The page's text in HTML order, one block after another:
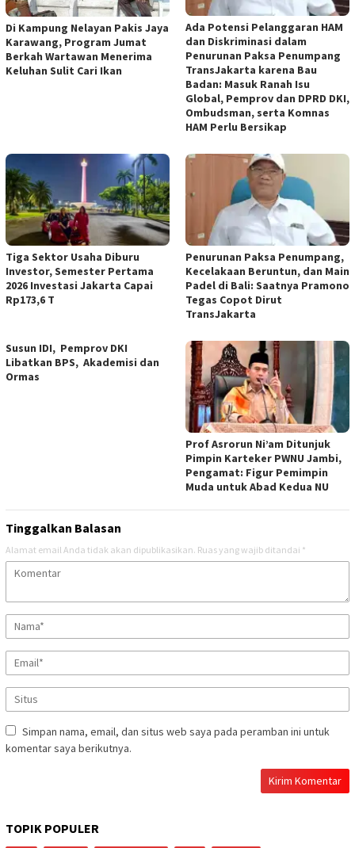
Di Kampung Nelayan Pakis Jaya
Karawang, Program Jumat
Berkah Wartawan Menerima
Keluhan Sulit Cari Ikan
Ada Potensi Pelanggaran HAM
dan Diskriminasi dalam
Penurunan Paksa Penumpang
TransJakarta karena Bau
Badan: Masuk Ranah Isu
Global, Pemprov dan DPRD DKI,
Ombudsman, serta Komnas
HAM Perlu Bersikap
Tiga Sektor Usaha Diburu
Investor, Semester Pertama
2026 Investasi Jakarta Capai
Rp173,6 T
Penurunan Paksa Penumpang,
Kecelakaan Beruntun, dan Main
Padel di Bali: Saatnya Pramono
Tegas Copot Dirut
TransJakarta
Susun IDI, Pemprov DKI
Libatkan BPS, Akademisi dan
Ormas
Prof Asrorun Ni’am Ditunjuk
Pimpin Karteker PWNU Jambi,
Pengamat: Figur Pemimpin
Muda untuk Abad Kedua NU
Tinggalkan Balasan
Alamat email Anda tidak akan dipublikasikan. Ruas yang wajib ditandai *
Simpan nama, email, dan situs web saya pada peramban ini untuk
komentar saya berikutnya.
TOPIK POPULER